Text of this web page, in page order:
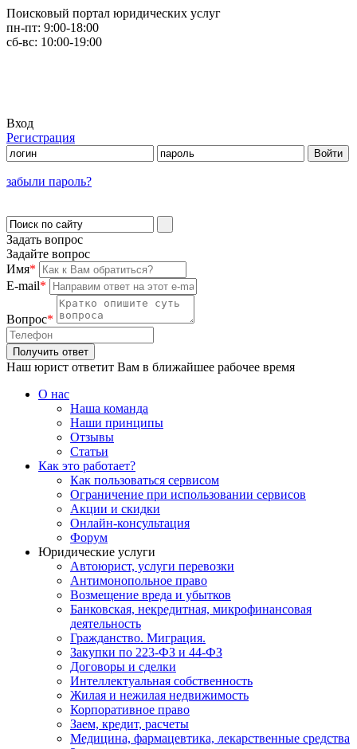
Поисковый портал юридических услуг
пн-пт: 9:00-18:00
сб-вс: 10:00-19:00
Вход
Регистрация
забыли пароль?
Задать вопрос
Задайте вопрос
Имя*
E-mail*
Вопрос*
Наш юрист ответит Вам в ближайшее рабочее время
О нас
Наша команда
Наши принципы
Отзывы
Статьи
Как это работает?
Как пользоваться сервисом
Ограничение при использовании сервисов
Акции и скидки
Онлайн-консультация
Форум
Юридические услуги
Автоюрист, услуги перевозки
Антимонопольное право
Возмещение вреда и убытков
Банковская, некредитная, микрофинансовая
деятельность
Гражданство. Миграция.
Закупки по 223-ФЗ и 44-ФЗ
Договоры и сделки
Интеллектуальная собственность
Жилая и нежилая недвижимость
Корпоративное право
Заем, кредит, расчеты
Медицина, фармацевтика, лекарственные средства